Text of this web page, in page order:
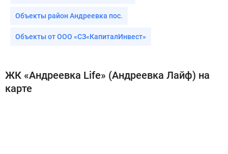
Объекты район Андреевка пос.
Объекты от ООО «СЗ«КапиталИнвест»
ЖК «Андреевка Life» (Андреевка Лайф) на
карте